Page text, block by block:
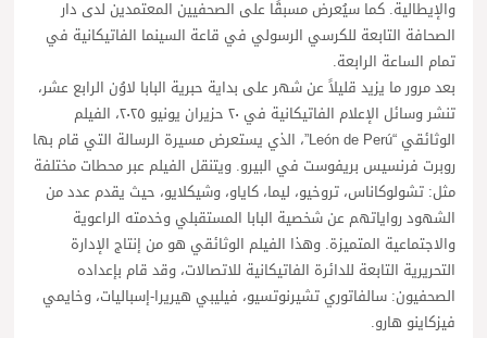
والإيطالية. كما سيُعرض مسبقًا على الصحفيين المعتمدين لدى دار
الصحافة التابعة للكرسي الرسولي في قاعة السينما الفاتيكانية في
تمام الساعة الرابعة.
بعد مرور ما يزيد قليلاً عن شهر على بداية حبرية البابا لاوُن الرابع عشر،
تنشر وسائل الإعلام الفاتيكانية في ٢٠ حزيران يونيو ٢٠٢٥، الفيلم
الوثائقي “León de Perú”، الذي يستعرض مسيرة الرسالة التي قام بها
روبرت فرنسيس بريفوست في البيرو. ويتنقل الفيلم عبر محطات مختلفة
مثل: تشولوكاناس، تروخيو، ليما، كاياو، وشيكلايو، حيث يقدم عدد من
الشهود رواياتهم عن شخصية البابا المستقبلي وخدمته الراعوية
والاجتماعية المتميزة. وهذا الفيلم الوثائقي هو من إنتاج الإدارة
التحريرية التابعة للدائرة الفاتيكانية للاتصالات، وقد قام بإعداده
الصحفيون: سالفاتوري تشيرنوتسيو، فيليبي هيريرا-إسباليات، وخايمي
فيزكاينو هارو.